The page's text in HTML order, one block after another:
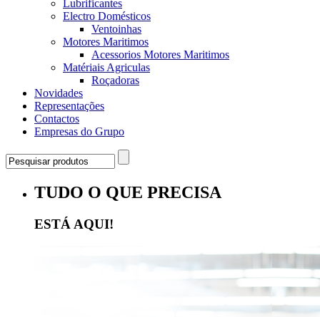
Lubrificantes
Electro Domésticos
Ventoinhas
Motores Maritimos
Acessorios Motores Maritimos
Matériais Agriculas
Roçadoras
Novidades
Representações
Contactos
Empresas do Grupo
TUDO O QUE PRECISA
ESTÁ AQUI!